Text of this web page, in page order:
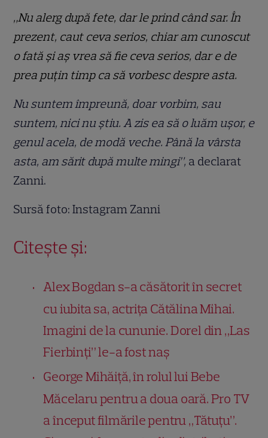
„Nu alerg după fete, dar le prind când sar. În
prezent, caut ceva serios, chiar am cunoscut
o fată și aș vrea să fie ceva serios, dar e de
prea puțin timp ca să vorbesc despre asta.
Nu suntem împreună, doar vorbim, sau
suntem, nici nu știu. A zis ea să o luăm ușor, e
genul acela, de modă veche. Până la vârsta
asta, am sărit după multe mingi”, a declarat
Zanni.
Sursă foto: Instagram Zanni
Citește și:
Alex Bogdan s-a căsătorit în secret
cu iubita sa, actrița Cătălina Mihai.
Imagini de la cununie. Dorel din „Las
Fierbinți” le-a fost naș
George Mihăiță, în rolul lui Bebe
Măcelaru pentru a doua oară. Pro TV
a început filmările pentru „Tătuțu”.